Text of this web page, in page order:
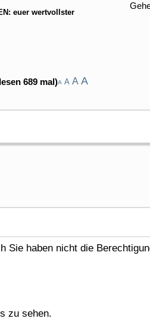
euer wertvollster
689 mal)A A A A
Sie haben nicht die
zu sehen.